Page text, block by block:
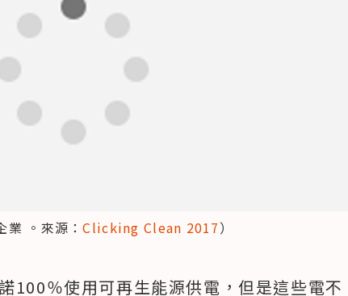
業 。來源：Clicking Clean 2017）
100％使用可再生能源供電，但是這些電不